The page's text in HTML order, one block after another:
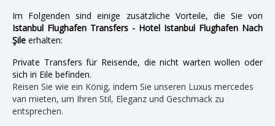
Im Folgenden sind einige zusätzliche Vorteile, die Sie von
Istanbul Flughafen Transfers - Hotel Istanbul Flughafen Nach
Şile erhalten:
Private Transfers für Reisende, die nicht warten wollen oder
sich in Eile befinden.
Reisen Sie wie ein König, indem Sie unseren Luxus mercedes
van mieten, um Ihren Stil, Eleganz und Geschmack zu
entsprechen.